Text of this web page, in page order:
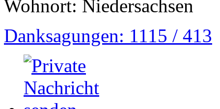
Wohnort: Niedersachsen
Danksagungen: 1115 / 413